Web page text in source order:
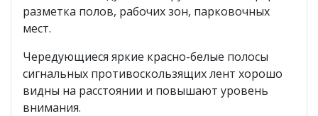
разметка полов, рабочих зон, парковочных
мест.
Чередующиеся яркие красно-белые полосы
сигнальных противоскользящих лент хорошо
видны на расстоянии и повышают уровень
внимания.